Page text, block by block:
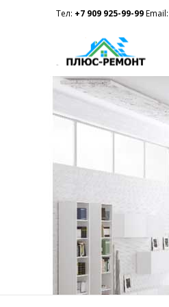
Тел: +7 909 925-99-99Email: